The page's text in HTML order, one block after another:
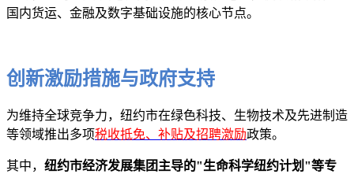
国内货运、金融及数字基础设施的核心节点。
创新激励措施与政府支持
为维持全球竞争力，纽约市在绿色科技、生物技术及先进制造
等领域推出多项税收抵免、补贴及招聘激励政策。
其中， 纽约市经济发展集团主导的"生命科学纽约计划"等专